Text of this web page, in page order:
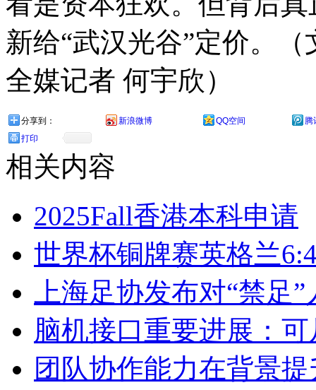
新给“武汉光谷”定价。
全媒记者 何宇欣）
分享到： 新浪微博 QQ空间
腾
打印
相关内容
2025Fall香港本科申请
世界杯铜牌赛英格兰
上海足协发布对“禁足
脑机接口重要进展：
团队协作能力在背景